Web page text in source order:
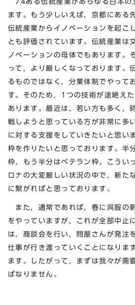
ます。もう少しいえば，京都にある
伝統産業からイノベーションを起こ
とも評価されています。伝統産業は
ノベーションの母体でもあります。
って，より厳しくなっております。
るものではなく，分業体制でやって
す。そのため，1つの技術が途絶え
あります。最近は，若い方も多く，
戦しようと思っている方が非常に多
に対する支援をしていきたいと思い
枠を作りたいと思っております。半
枠，もう半分はベテラン枠。こうい
ロナの大変厳しい状況の中で，新た
に繋がればと思っております。
また，通常であれば，春に呉服の
をやっていますが，これが全部中止
は，商談会を行い，問屋さんが発注
仕事が行き渡っていくことになりま
ます。したがって，まずは我々が需
ばなりません。